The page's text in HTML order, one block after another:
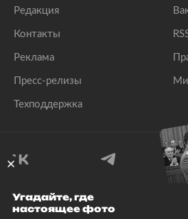
Редакция
Контакты
Реклама
Пресс-релизы
Техподдержка
© 1999–2026 Все права
Угадайте, где
настоящее фото